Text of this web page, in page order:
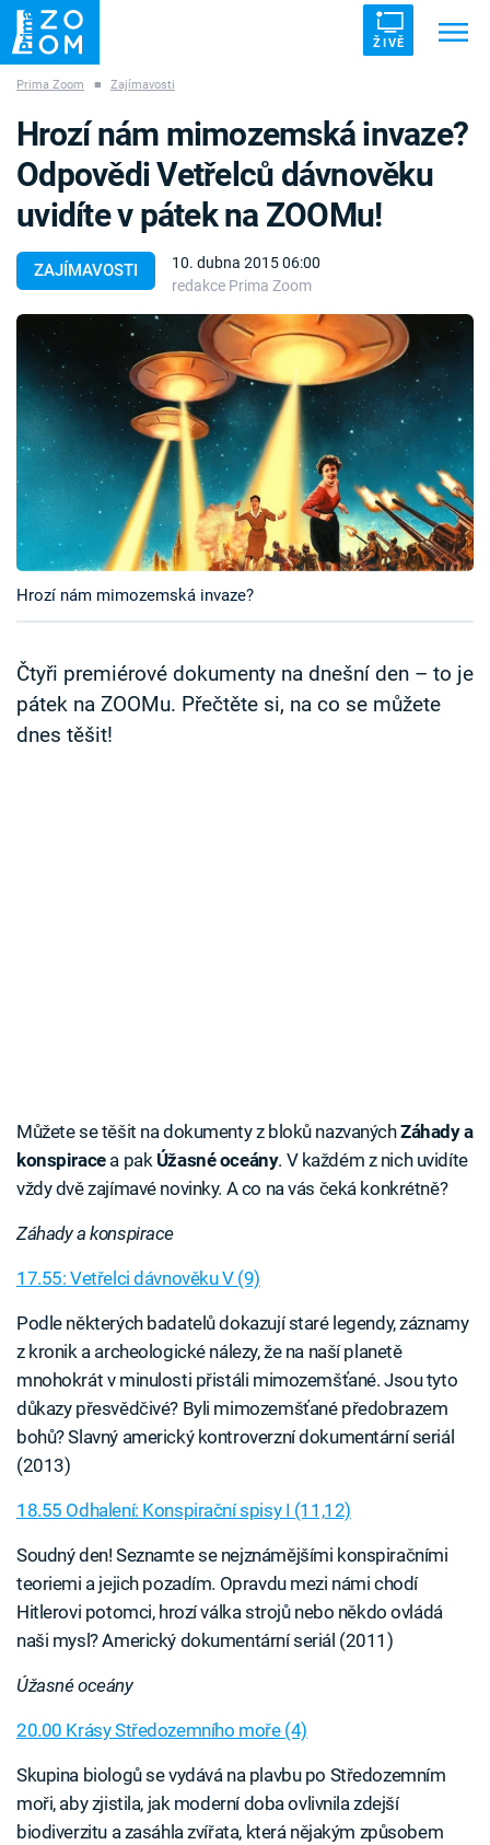
ŽIVĚ
ZÁHADY VETŘELCI DÁVNOVĚKU
Témata
Témata
Pořady
TV Program
Časopis
Sledujte prima+
Sledujte nás
Prima Zoom ■ Zajímavosti
ZAJÍMAVOSTI
10. dubna 2015 06:00
redakce Prima Zoom
Hrozí nám mimozemská invaze?
Odpovědi Vetřelců dávnověku
uvidíte v pátek na ZOOMu!
Hrozí nám mimozemská invaze?
Čtyři premiérové dokumenty na dnešní den – to je
pátek na ZOOMu. Přečtěte si, na co se můžete
dnes těšit!
Můžete se těšit na dokumenty z bloků nazvanýchZáhady a
konspiracea pak Úžasné oceány. V každém z nich uvidíte
vždy dvě zajímavé novinky. A co na vás čeká konkrétně?
Záhady a konspirace
17.55: Vetřelci dávnověku V (9)
Podle některých badatelů dokazují staré legendy, záznamy
z kronik a archeologické nálezy, že na naší planetě
mnohokrát v minulosti přistáli mimozemšťané. Jsou tyto
důkazy přesvědčivé? Byli mimozemšťané předobrazem
bohů? Slavný americký kontroverzní dokumentární seriál
(2013)
18.55 Odhalení: Konspirační spisy I (11,12)
Soudný den! Seznamte se nejznámějšími konspiračními
teoriemi a jejich pozadím. Opravdu mezi námi chodí
Hitlerovi potomci, hrozí válka strojů nebo někdo ovládá
naši mysl? Americký dokumentární seriál (2011)
Úžasné oceány
20.00 Krásy Středozemního moře (4)
Skupina biologů se vydává na plavbu po Středozemním
moři, aby zjistila, jak moderní doba ovlivnila zdejší
biodiverzitu a zasáhla zvířata, která nějakým způsobem